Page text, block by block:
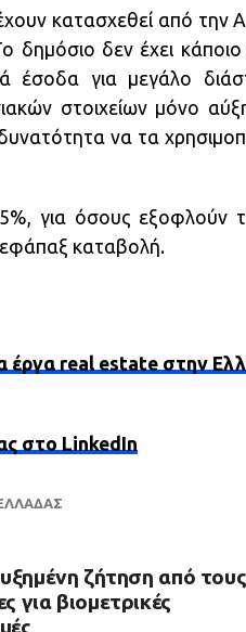
κατασχεθεί από την
δημόσιο δεν έχει
έσοδα για μεγάλο
στοιχείων μόνο
να τα
για όσους εξοφλούν
εφάπαξ καταβολή.
έργα real estate στην
στο LinkedIn
ζήτηση από τους
για βιομετρικές